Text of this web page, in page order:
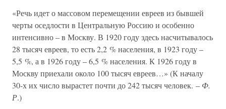
«Речь идет о массовом перемещении евреев из бывшей
черты оседлости в Центральную Россию и особенно
интенсивно – в Москву. В 1920 году здесь насчитывалось
28 тысяч евреев, то есть 2,2 % населения, в 1923 году –
5,5 %, а в 1926 году – 6,5 % населения. К 1926 году в
Москву приехали около 100 тысяч евреев…» (К началу
30-х их число вырастет почти до 242 тысяч человек. – Ф.
Р.)